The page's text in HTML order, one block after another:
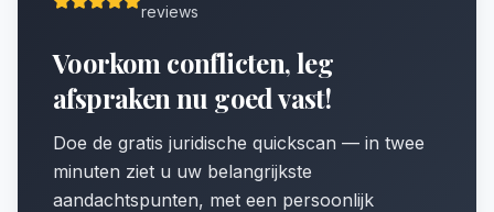
reviews
Voorkom conflicten, leg
afspraken nu goed vast!
Doe de gratis juridische quickscan — in twee
minuten ziet u uw belangrijkste
aandachtspunten, met een persoonlijk